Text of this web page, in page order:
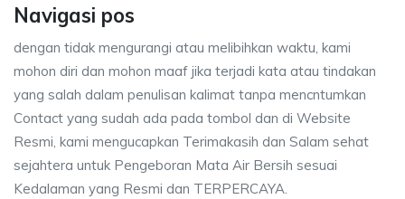
Navigasi pos
dengan tidak mengurangi atau melibihkan waktu, kami
mohon diri dan mohon maaf jika terjadi kata atau tindakan
yang salah dalam penulisan kalimat tanpa mencntumkan
Contact yang sudah ada pada tombol dan di Website
Resmi, kami mengucapkan Terimakasih dan Salam sehat
sejahtera untuk Pengeboran Mata Air Bersih sesuai
Kedalaman yang Resmi dan TERPERCAYA.